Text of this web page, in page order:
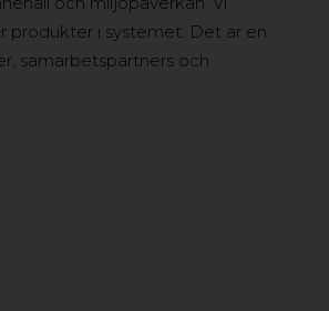
produkter i systemet. Det är en
samarbetspartners och